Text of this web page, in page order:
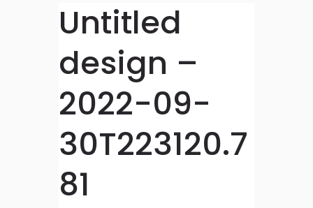
Untitled
design –
2022-09-
30T223120.7
81